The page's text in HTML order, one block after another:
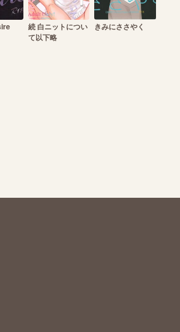
続 白ニットについ
て以下略
きみにささやく